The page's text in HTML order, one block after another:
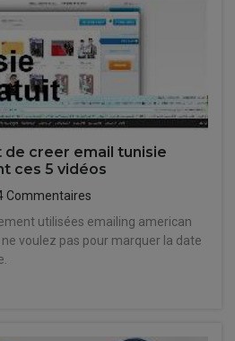
de creer email tunisie
ces 5 vidéos
Commentaires
utilisées emailing american
voulez pas pour marquer la date